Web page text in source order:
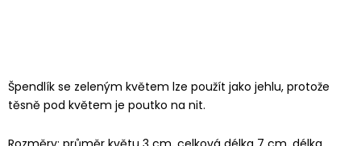
Špendlík se zeleným květem lze použít jako jehlu, protože
těsně pod květem je poutko na nit.